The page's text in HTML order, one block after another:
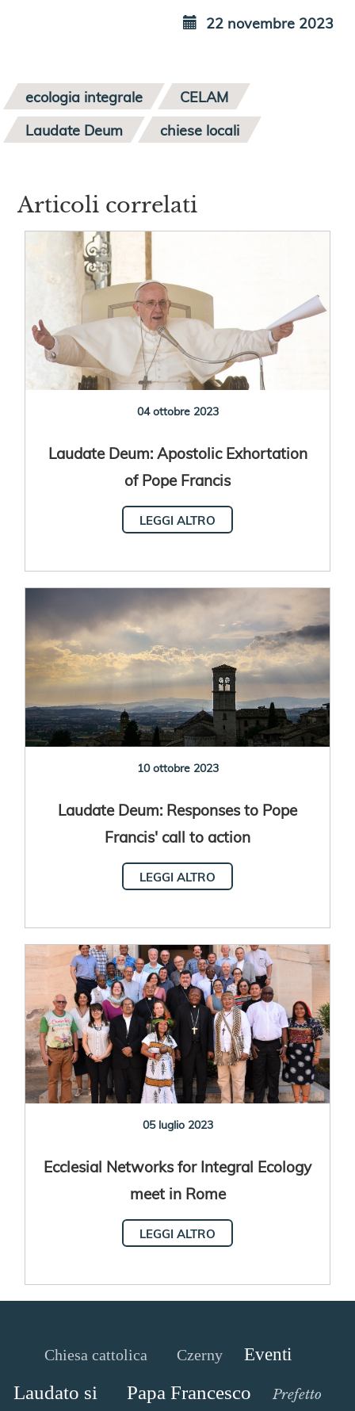
22 novembre 2023
ecologia integrale
CELAM
Laudate Deum
chiese locali
Articoli correlati
04 ottobre 2023
Laudate Deum: Apostolic Exhortation
of Pope Francis
LEGGI ALTRO
10 ottobre 2023
Laudate Deum: Responses to Pope
Francis' call to action
LEGGI ALTRO
05 luglio 2023
Ecclesial Networks for Integral Ecology
meet in Rome
LEGGI ALTRO
Chiesa cattolica Czerny Eventi
Laudato si Papa Francesco Prefetto